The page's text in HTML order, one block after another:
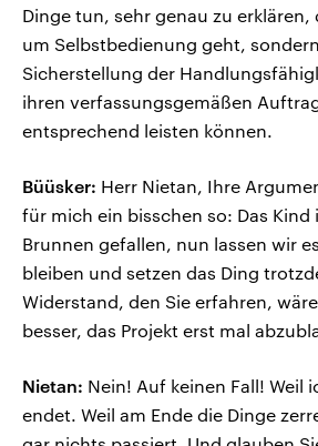
Dinge tun, sehr genau zu erklären,
um Selbstbedienung geht,
Sicherstellung der
ihren verfassungsgemäßen
entsprechend leisten können.
Büüsker: Herr Nietan, Ihre
für mich ein bisschen so: Das Kind
Brunnen gefallen, nun lassen wir
bleiben und setzen das Ding
Widerstand, den Sie erfahren,
besser, das Projekt erst mal
Nietan: Nein! Auf keinen Fall! Weil
endet. Weil am Ende die Dinge